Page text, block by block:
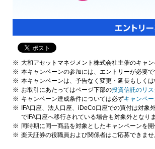
大和アセットマネジメント株式会社主催のキャ
本キャンペーンの参加には、エントリーが必要
本キャンペーンは、予告なく変更・延長もしく
お取引にあたってはページ下部の投資信託のリ
キャンペーン達成条件については必ずキャンペ
IFA口座、法人口座、iDeCo口座での買付は対象
でIFA口座へ移行されている場合も対象外となり
同時期に同一商品を対象としたキャンペーンを
楽天証券の役職員および関係者はご応募できま